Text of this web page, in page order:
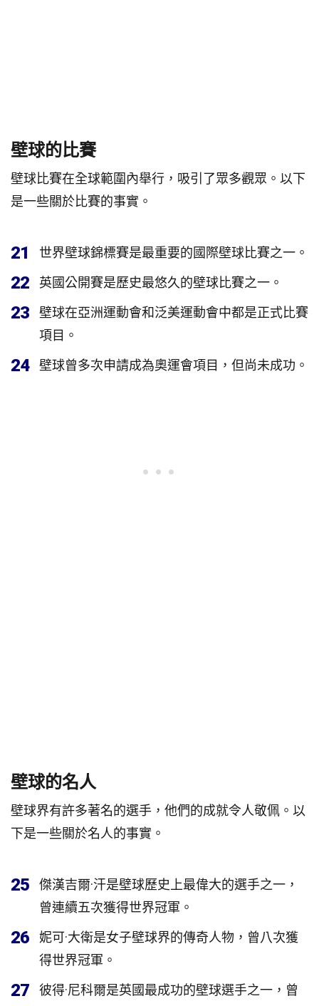
壁球的比賽
壁球比賽在全球範圍內舉行，吸引了眾多觀眾。以下
是一些關於比賽的事實。
21 世界壁球錦標賽是最重要的國際壁球比賽之一。
22 英國公開賽是歷史最悠久的壁球比賽之一。
23
壁球在亞洲運動會和泛美運動會中都是正式比賽
項目。
24 壁球曾多次申請成為奧運會項目，但尚未成功。
壁球的名人
壁球界有許多著名的選手，他們的成就令人敬佩。以
下是一些關於名人的事實。
25
傑漢吉爾·汗是壁球歷史上最偉大的選手之一，
曾連續五次獲得世界冠軍。
26
妮可·大衛是女子壁球界的傳奇人物，曾八次獲
得世界冠軍。
27
彼得·尼科爾是英國最成功的壁球選手之一，曾